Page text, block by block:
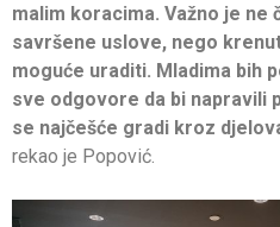
malim koracima. Važno je
savršene uslove, nego
moguće uraditi. Mladima bih
sve odgovore da bi napravili
se najčešće gradi kroz
rekao je Popović.